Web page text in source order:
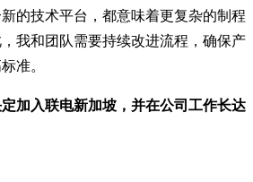
的技术平台，都意味着更复杂的制程
我和团队需要持续改进流程，确保产
准。
加入联电新加坡，并在公司工作长达